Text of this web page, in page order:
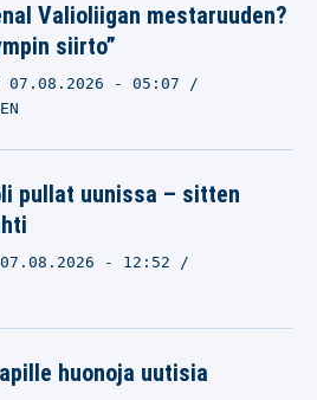
Valioliigan mestaruuden?
siirto”
07.08.2026 - 05:07
pullat uunissa – sitten
07.08.2026 - 12:52
huonoja uutisia